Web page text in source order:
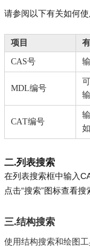
请参阅以下有关如何使
项目
CAS号
MDL编号
CAT编号
二.列表搜索
在列表搜索框中输入
点击“搜索”图标查看搜
三.结构搜索
使用结构搜索和绘图工